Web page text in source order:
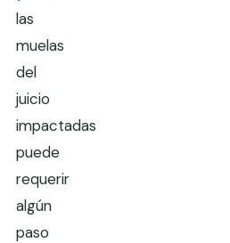
las
muelas
del
juicio
impactadas
puede
requerir
algún
paso